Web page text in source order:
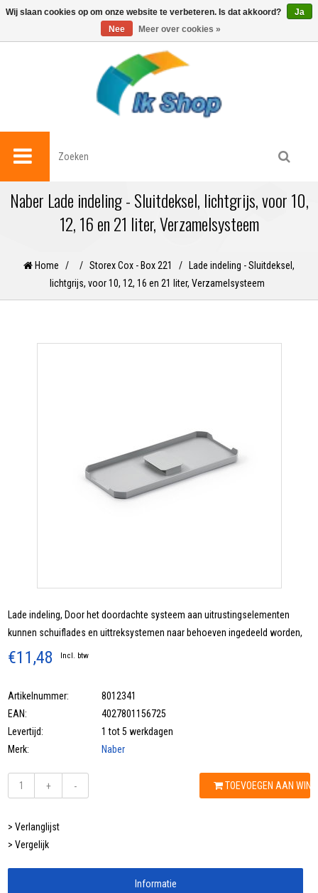
0
Naber Lade indeling - Sluitdeksel, lichtgrijs, voor 10,
12, 16 en 21 liter, Verzamelsysteem
Home / / Storex Cox - Box 221 /
Lade indeling - Sluitdeksel,
lichtgrijs, voor 10, 12, 16 en 21 liter, Verzamelsysteem
Lade indeling, Door het doordachte systeem aan uitrustingselementen
kunnen schuiflades en uittreksystemen naar behoeven ingedeeld worden,
€11,48 Incl. btw
Artikelnummer:
8012341
EAN:
4027801156725
Levertijd:
1 tot 5 werkdagen
Merk:
Naber
+ - TOEVOEGEN AAN
> Verlanglijst
> Vergelijk
Informatie
Wij slaan cookies op om onze website te verbeteren. Is dat akkoord?
Ja
Nee
Meer over cookies »